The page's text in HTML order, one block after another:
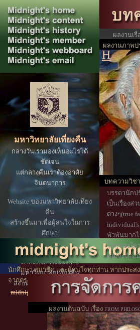
มหาวิทยาลัยเที่ยงคืน
กลางวันเรามองเห็นอะไรได้
ชัดเจน
แต่กลางคืนเราต้องอาศัย
จินตนาการ
Website ของมหาวิทยาลัยเที่ยง
คืน
สร้างขึ้นมาเพื่อผู้สนใจในการ
ศึกษา
โดยไม่จำกัดคุณวุฒิ
หากต้องการติดต่อกับ
มหาวิทยาลัยเที่ยงคืน
ส่ง mail ตามที่อยู่ข้างล่างนี้
midnight2545(at)yahoo.com
ผลงานเ
ผลงานภาพป
H
บทความวิชา
นักศึกษา สมาชิก และผู้สนใจทุกท่าน หากประส
จากตรงนี้
ผลงานต้นฉบับ เรื่อง FROM
บรรดานัก
เป็นเรื่องส่
ต่างๆ(true
พัวพันมากไ
โลกของใค
คุณจะต้องมี